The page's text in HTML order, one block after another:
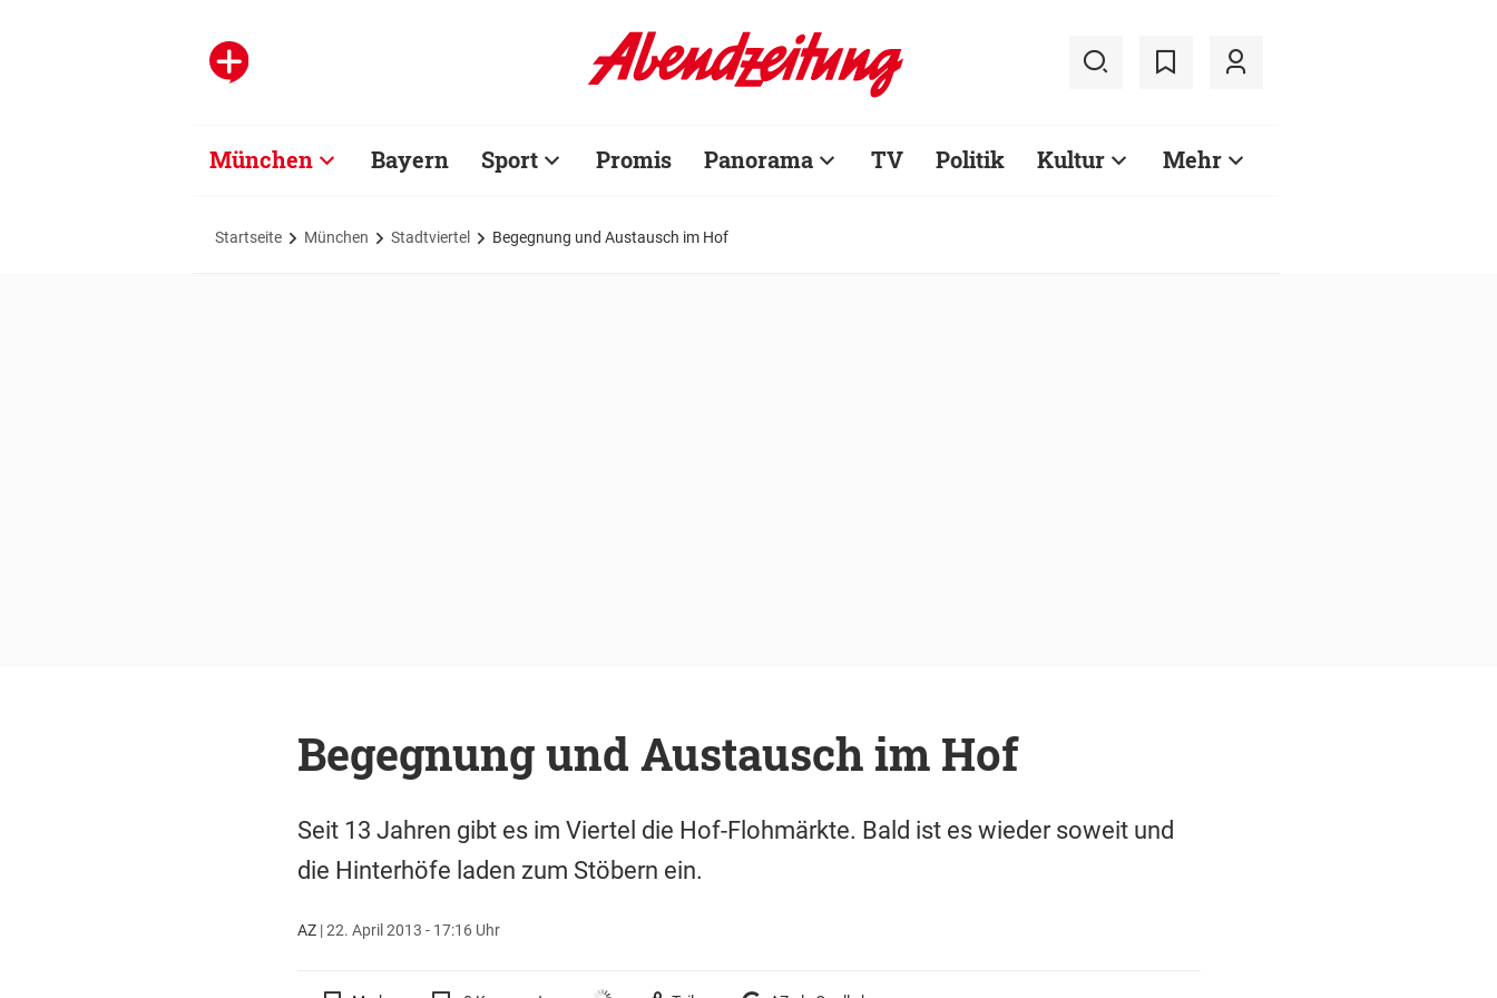
München Bayern Sport Promis Panorama TV Politik Kultur Mehr
Startseite München Stadtviertel Begegnung und Austausch im Hof
Begegnung und Austausch im Hof
Seit 13 Jahren gibt es im Viertel die Hof-Flohmärkte. Bald ist es wieder soweit und
die Hinterhöfe laden zum Stöbern ein.
AZ|22. April 2013 - 17:16 Uhr